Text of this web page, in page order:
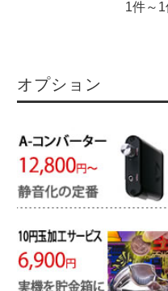
1件～1
オプション